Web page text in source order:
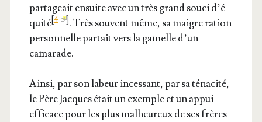
par­ta­geait ensuite avec un très grand sou­ci d’é­
qui­té[4 ]. Très sou­vent même, sa maigre ration
per­son­nelle par­tait vers la gamelle d’un
camarade.
Ain­si, par son labeur inces­sant, par sa téna­ci­té,
le Père Jacques était un exemple et un appui
effi­cace pour les plus mal­heu­reux de ses frères